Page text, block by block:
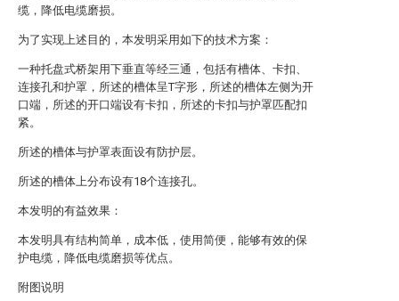
缆，降低电缆磨损。
为了实现上述目的，本发明采用如下的技术方案：
一种托盘式桥架用下垂直等经三通，包括有槽体、卡扣、
连接孔和护罩，所述的槽体呈T字形，所述的槽体左侧为开
口端，所述的开口端设有卡扣，所述的卡扣与护罩匹配扣
紧。
所述的槽体与护罩表面设有防护层。
所述的槽体上分布设有18个连接孔。
本发明的有益效果：
本发明具有结构简单，成本低，使用简便，能够有效的保
护电缆，降低电缆磨损等优点。
附图说明